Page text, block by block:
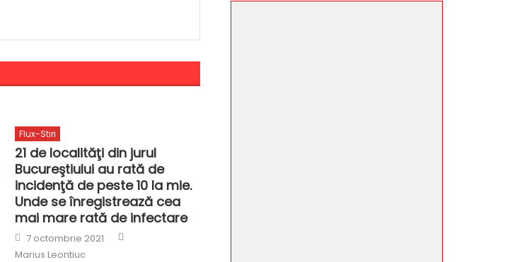
Flux-Stiri
21 de localităţi din jurul
Bucureştiului au rată de
incidenţă de peste 10 la mie.
Unde se înregistrează cea
mai mare rată de infectare
Posted
on
7 octombrie 2021
Marius Leontiuc